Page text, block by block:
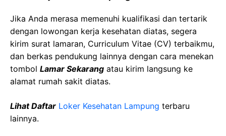
Jika Anda merasa memenuhi kualifikasi dan tertarik
dengan lowongan kerja kesehatan diatas, segera
kirim surat lamaran, Curriculum Vitae (CV) terbaikmu,
dan berkas pendukung lainnya dengan cara menekan
tombol Lamar Sekarang atau kirim langsung ke
alamat rumah sakit diatas.
Lihat Daftar Loker Kesehatan Lampung terbaru
lainnya.